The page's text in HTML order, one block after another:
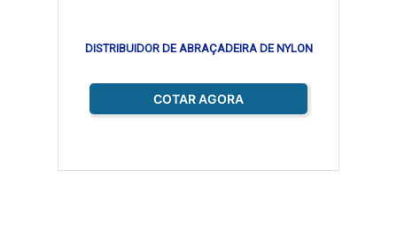
DISTRIBUIDOR DE ABRAÇADEIRA DE NYLON
COTAR AGORA